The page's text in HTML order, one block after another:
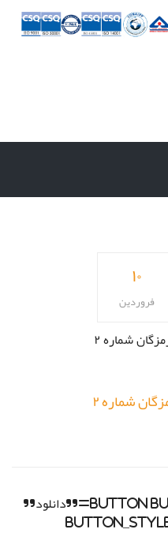
۱۰
فروردین
شماره ۲
[button button_text=”دانلود”